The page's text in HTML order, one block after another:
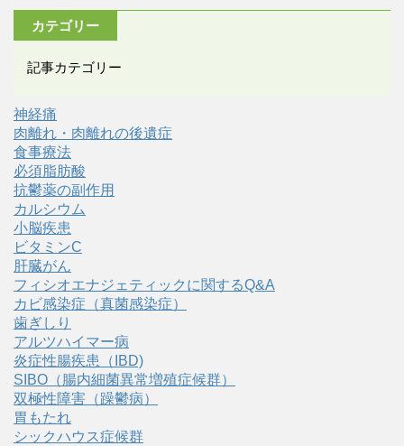
カテゴリー
記事カテゴリー
神経痛
肉離れ・肉離れの後遺症
食事療法
必須脂肪酸
抗鬱薬の副作用
カルシウム
小脳疾患
ビタミンC
肝臓がん
フィシオエナジェティックに関するQ&A
カビ感染症（真菌感染症）
歯ぎしり
アルツハイマー病
炎症性腸疾患（IBD)
SIBO（腸内細菌異常増殖症候群）
双極性障害（躁鬱病）
胃もたれ
シックハウス症候群